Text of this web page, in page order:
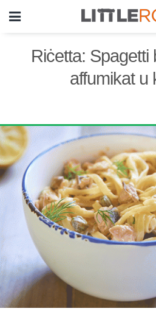
Riċetta: Spagetti
affumikat u